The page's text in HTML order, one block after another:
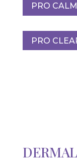
PRO CALM
PRO